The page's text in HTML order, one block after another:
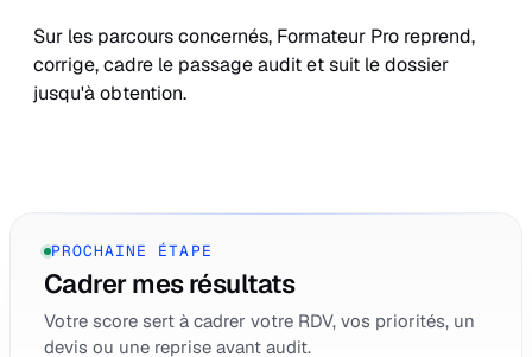
Sur les parcours concernés, Formateur Pro reprend,
corrige, cadre le passage audit et suit le dossier
jusqu'à obtention.
PROCHAINE ÉTAPE
Cadrer mes résultats
Votre score sert à cadrer votre RDV, vos priorités, un
devis ou une reprise avant audit.